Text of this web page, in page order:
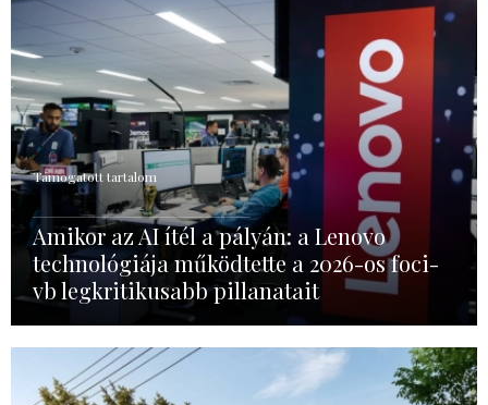
Támogatott tartalom
Amikor az AI ítél a pályán: a Lenovo
technológiája működtette a 2026-os foci-
vb legkritikusabb pillanatait